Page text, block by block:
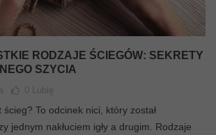
RODZAJE ŚCIEGÓW: SEKRETY
SZYCIA
0 Lubię
ścieg? To odcinek nici, który został
jednym nakłuciem igły a drugim. Rodzaje